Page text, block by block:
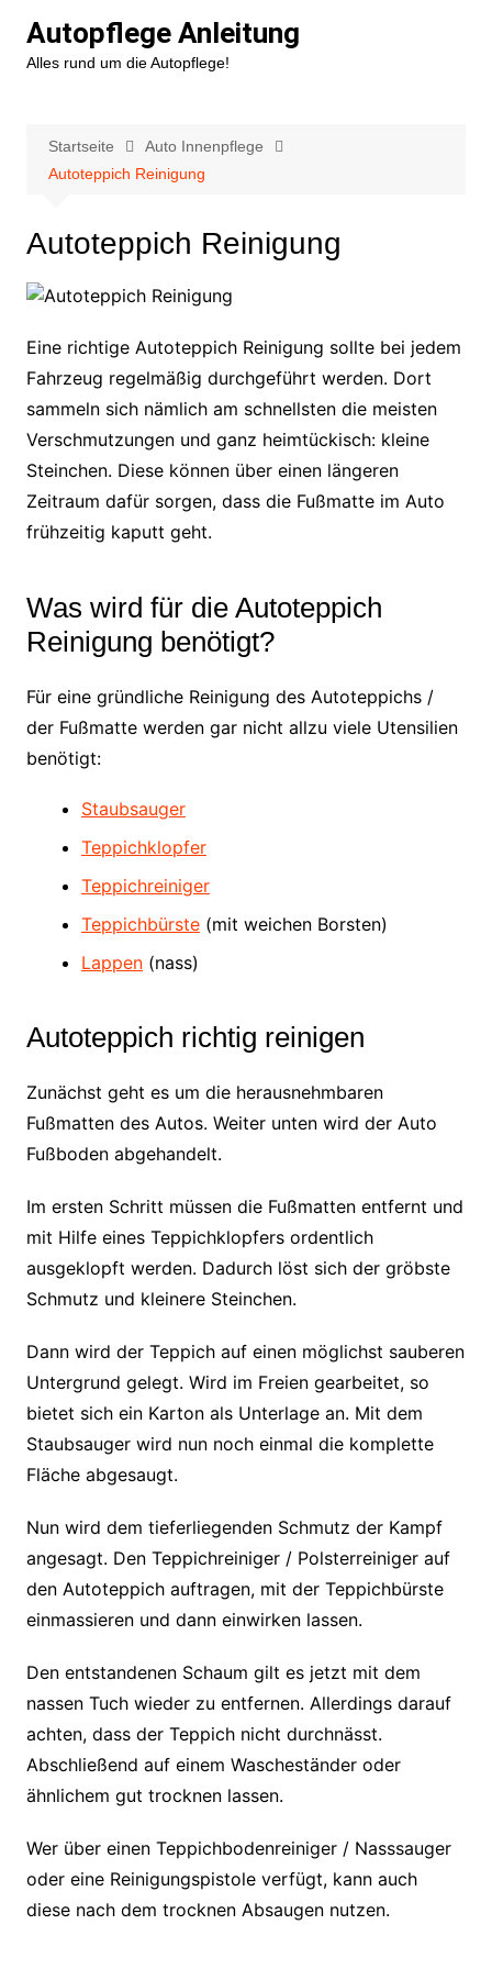
Inhalt
springen
Autopflege Anleitung
Alles rund um die Autopflege!
Startseite
Auto Innenpflege
Autoteppich Reinigung
Autoteppich Reinigung
Eine richtige Autoteppich Reinigung sollte bei jedem
Fahrzeug regelmäßig durchgeführt werden. Dort
sammeln sich nämlich am schnellsten die meisten
Verschmutzungen und ganz heimtückisch: kleine
Steinchen. Diese können über einen längeren
Zeitraum dafür sorgen, dass die Fußmatte im Auto
frühzeitig kaputt geht.
Was wird für die Autoteppich
Reinigung benötigt?
Für eine gründliche Reinigung des Autoteppichs /
der Fußmatte werden gar nicht allzu viele Utensilien
benötigt:
Staubsauger
Teppichklopfer
Teppichreiniger
Teppichbürste(mit weichen Borsten)
Lappen(nass)
Autoteppich richtig reinigen
Zunächst geht es um die herausnehmbaren
Fußmatten des Autos. Weiter unten wird der Auto
Fußboden abgehandelt.
Im ersten Schritt müssen die Fußmatten entfernt und
mit Hilfe eines Teppichklopfers ordentlich
ausgeklopft werden. Dadurch löst sich der gröbste
Schmutz und kleinere Steinchen.
Dann wird der Teppich auf einen möglichst sauberen
Untergrund gelegt. Wird im Freien gearbeitet, so
bietet sich ein Karton als Unterlage an. Mit dem
Staubsauger wird nun noch einmal die komplette
Fläche abgesaugt.
Nun wird dem tieferliegenden Schmutz der Kampf
angesagt. Den Teppichreiniger / Polsterreiniger auf
den Autoteppich auftragen, mit der Teppichbürste
einmassieren und dann einwirken lassen.
Den entstandenen Schaum gilt es jetzt mit dem
nassen Tuch wieder zu entfernen. Allerdings darauf
achten, dass der Teppich nicht durchnässt.
Abschließend auf einem Wascheständer oder
ähnlichem gut trocknen lassen.
Wer über einen Teppichbodenreiniger / Nasssauger
oder eine Reinigungspistole verfügt, kann auch
diese nach dem trocknen Absaugen nutzen.